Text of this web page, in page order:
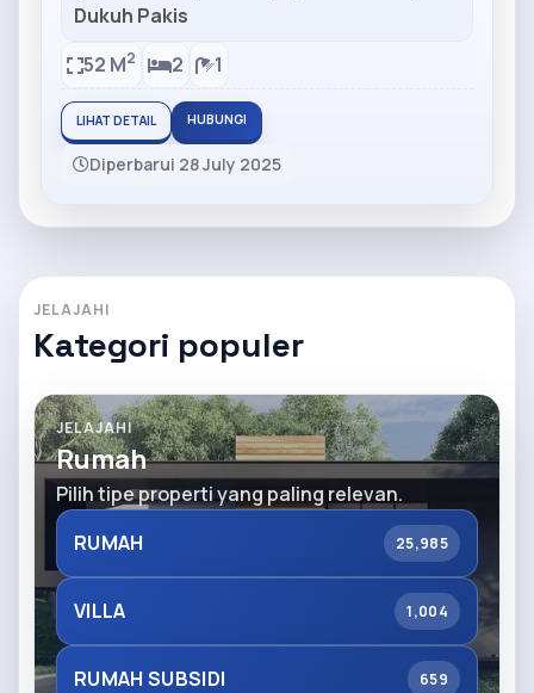
Dukuh Pakis
52 M2 2 1
LIHAT DETAIL HUBUNGI
Diperbarui 28 July 2025
JELAJAHI
Kategori populer
JELAJAHI
Rumah
Pilih tipe properti yang paling relevan.
RUMAH
25,985
VILLA 1,004
RUMAH SUBSIDI 659